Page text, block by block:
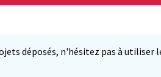
12
déposés, n'hésitez pas à